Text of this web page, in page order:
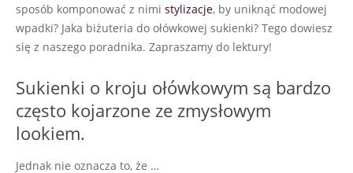
sposób komponować z nimi stylizacje, by uniknąć modowej
wpadki? Jaka biżuteria do ołówkowej sukienki? Tego dowiesz
się z naszego poradnika. Zapraszamy do lektury!
Sukienki o kroju ołówkowym są bardzo
często kojarzone ze zmysłowym
lookiem.
Jednak nie oznacza to, że …